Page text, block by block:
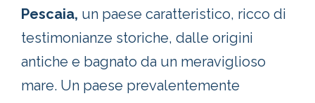
Pescaia, un paese caratteristico, ricco di
testimonianze storiche, dalle origini
antiche e bagnato da un meraviglioso
mare. Un paese prevalentemente